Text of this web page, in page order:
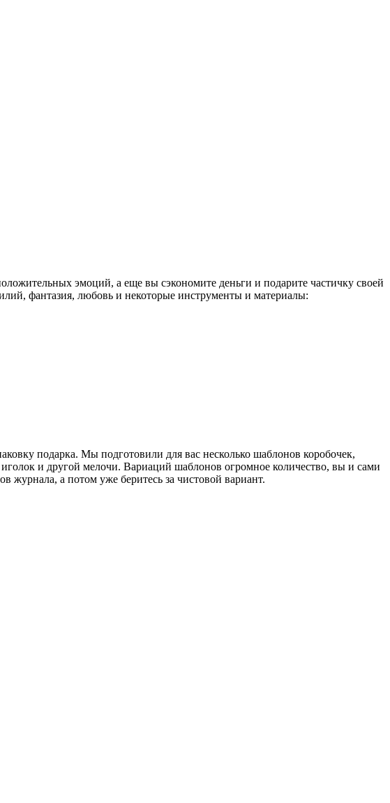
эмоций, а еще вы сэкономите деньги и подарите частичку своей
фантазия, любовь и некоторые инструменты и материалы:
подарка. Мы подготовили для вас несколько шаблонов коробочек,
и другой мелочи. Вариаций шаблонов огромное количество, вы и сами
журнала, а потом уже беритесь за чистовой вариант.